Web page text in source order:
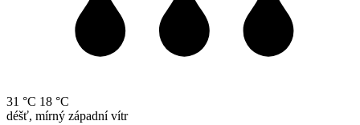
31 °C 18 °C
déšť, mírný západní vítr